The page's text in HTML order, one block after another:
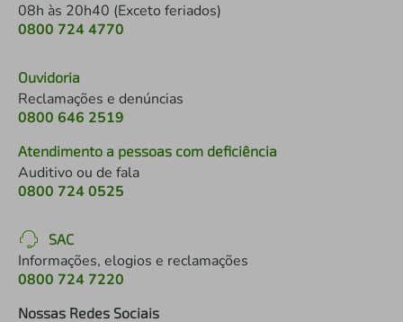
08h às 20h40 (Exceto feriados)
0800 724 4770
Ouvidoria
Reclamações e denúncias
0800 646 2519
Atendimento a pessoas com deficiência
Auditivo ou de fala
0800 724 0525
SAC
Informações, elogios e reclamações
0800 724 7220
Nossas Redes Sociais